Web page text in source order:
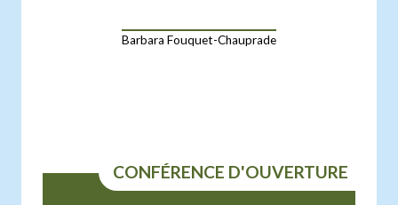
Barbara Fouquet-Chauprade
CONFÉRENCE D'OUVERTURE